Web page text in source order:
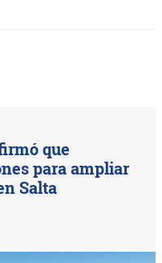
que
para ampliar
Salta